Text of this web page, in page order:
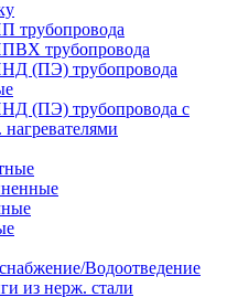
трубопровода
трубопровода
(ПЭ) трубопровода
(ПЭ) трубопровода с
Водоотведение
из нерж. стали